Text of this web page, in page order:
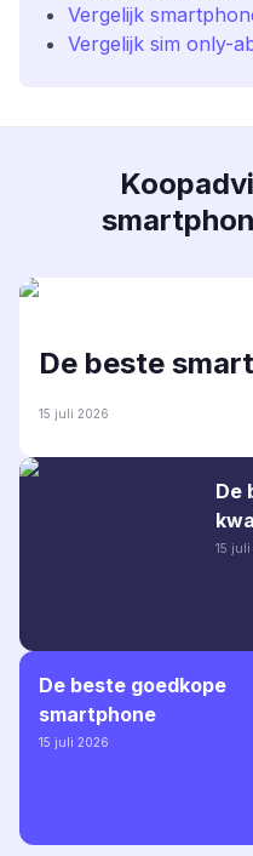
Vergelijk
Vergelijk sim only-
De beste
15 juli 2026
De
15
De beste goedkope
smartphone
15 juli 2026